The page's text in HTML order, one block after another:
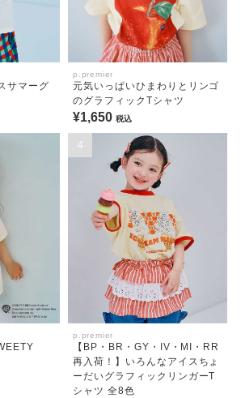
サマーグ
p.premier
元気いっぱいひまわりとリンゴ
のグラフィックTシャツ
¥1,650 税込
4
p.premier
【BP・BR・GY・IV・MI・RR
再入荷！】いろんなアイスちょ
ーだいグラフィックリンガーT
シャツ 全8色